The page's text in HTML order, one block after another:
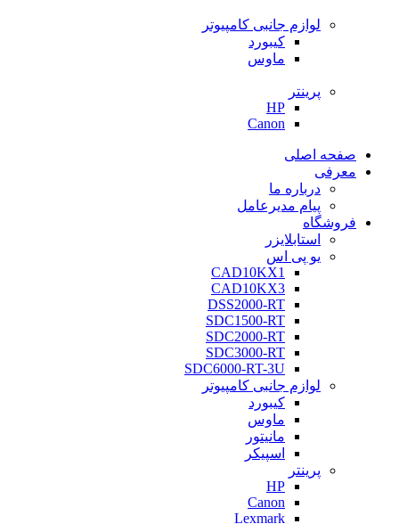
لوازم جانبی کامپیوتر
کیبورد
ماوس
پرینتر
HP
Canon
صفحه اصلی
معرفی
درباره ما
پیام مدیرعامل
فروشگاه
استابلایزر
یو پی اس
CAD10KX1
CAD10KX3
DSS2000-RT
SDC1500-RT
SDC2000-RT
SDC3000-RT
SDC6000-RT-3U
لوازم جانبی کامپیوتر
کیبورد
ماوس
مانیتور
اسپیکر
پرینتر
HP
Canon
Lexmark